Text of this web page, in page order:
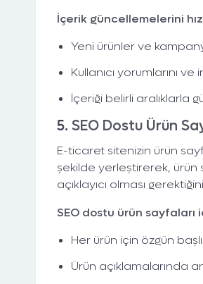
İçerik güncellemelerini
Yeni ürünler ve
Kullanıcı yorumlarını
İçeriği belirli aralıklarla
5. SEO Dostu Ürün
E-ticaret sitenizin ürün
şekilde yerleştirerek, ürün
açıklayıcı olması
SEO dostu ürün sayfaları
Her ürün için özgün
Ürün açıklamalarında